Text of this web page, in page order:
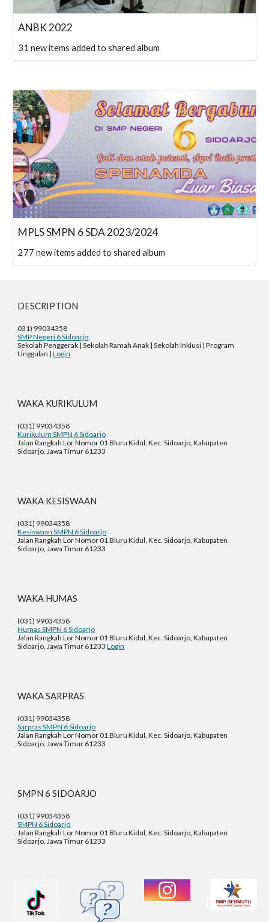
ANBK 2022
31 new items added to shared album
MPLS SMPN 6 SDA 2023/2024
277 new items added to shared album
DESCRIPTION
031) 99034358
SMP Negeri 6 Sidoarjo
Sekolah Penggerak | Sekolah Ramah Anak | Sekolah Inklusi | Program
Unggulan |Login
WAKA KURIKULUM
(031) 99034358
Kurikulum SMPN 6 Sidoarjo
Jalan Rangkah Lor Nomor 01 Bluru Kidul, Kec. Sidoarjo, Kabupaten
Sidoarjo, Jawa Timur 61233
WAKA KESISWAAN
(031) 99034358
Kesiswaan SMPN 6 Sidoarjo
Jalan Rangkah Lor Nomor 01 Bluru Kidul, Kec. Sidoarjo, Kabupaten
Sidoarjo, Jawa Timur 61233
WAKA HUMAS
(031) 99034358
Humas SMPN 6 Sidoarjo
Jalan Rangkah Lor Nomor 01 Bluru Kidul, Kec. Sidoarjo, Kabupaten
Sidoarjo, Jawa Timur 61233 Login
WAKASARPRAS
(031) 99034358
Sarpras SMPN 6 Sidoarjo
Jalan Rangkah Lor Nomor 01 Bluru Kidul, Kec. Sidoarjo, Kabupaten
Sidoarjo, Jawa Timur 61233
SMPN 6 SIDOARJO
(031) 99034358
SMPN 6 Sidoarjo
Jalan Rangkah Lor Nomor 01 Bluru Kidul, Kec. Sidoarjo, Kabupaten
Sidoarjo, Jawa Timur 61233